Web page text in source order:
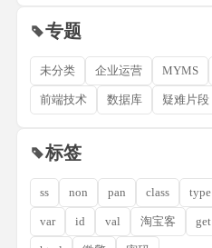
专题
未分类 企业运营 MYMS
前端技术 数据库 疑难片段
标签
ss non pan class type
var id val 淘宝客 get